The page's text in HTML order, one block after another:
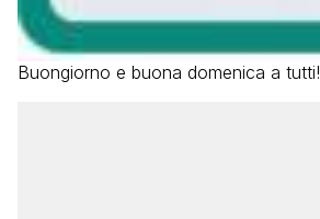
Buongiorno e buona domenica a tutti!